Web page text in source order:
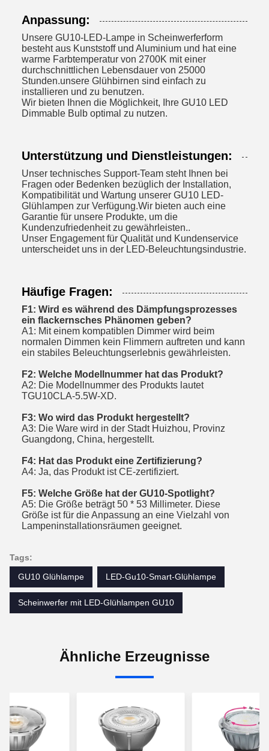
Anpassung:
Unsere GU10-LED-Lampe in Scheinwerferform
besteht aus Kunststoff und Aluminium und hat eine
warme Farbtemperatur von 2700K mit einer
durchschnittlichen Lebensdauer von 25000
Stunden.unsere Glühbirnen sind einfach zu
installieren und zu benutzen.
Wir bieten Ihnen die Möglichkeit, Ihre GU10 LED
Dimmable Bulb optimal zu nutzen.
Unterstützung und Dienstleistungen:
Unser technisches Support-Team steht Ihnen bei
Fragen oder Bedenken bezüglich der Installation,
Kompatibilität und Wartung unserer GU10 LED-
Glühlampen zur Verfügung.Wir bieten auch eine
Garantie für unsere Produkte, um die
Kundenzufriedenheit zu gewährleisten..
Unser Engagement für Qualität und Kundenservice
unterscheidet uns in der LED-Beleuchtungsindustrie.
Häufige Fragen:
F1: Wird es während des Dämpfungsprozesses
ein flackernsches Phänomen geben?
A1: Mit einem kompatiblen Dimmer wird beim
normalen Dimmen kein Flimmern auftreten und kann
ein stabiles Beleuchtungserlebnis gewährleisten.
F2: Welche Modellnummer hat das Produkt?
A2: Die Modellnummer des Produkts lautet
TGU10CLA-5.5W-XD.
F3: Wo wird das Produkt hergestellt?
A3: Die Ware wird in der Stadt Huizhou, Provinz
Guangdong, China, hergestellt.
F4: Hat das Produkt eine Zertifizierung?
A4: Ja, das Produkt ist CE-zertifiziert.
F5: Welche Größe hat der GU10-Spotlight?
A5: Die Größe beträgt 50 * 53 Millimeter. Diese
Größe ist für die Anpassung an eine Vielzahl von
Lampeninstallationsräumen geeignet.
Tags:
GU10 Glühlampe
LED-Gu10-Smart-Glühlampe
Scheinwerfer mit LED-Glühlampen GU10
Ähnliche Erzeugnisse